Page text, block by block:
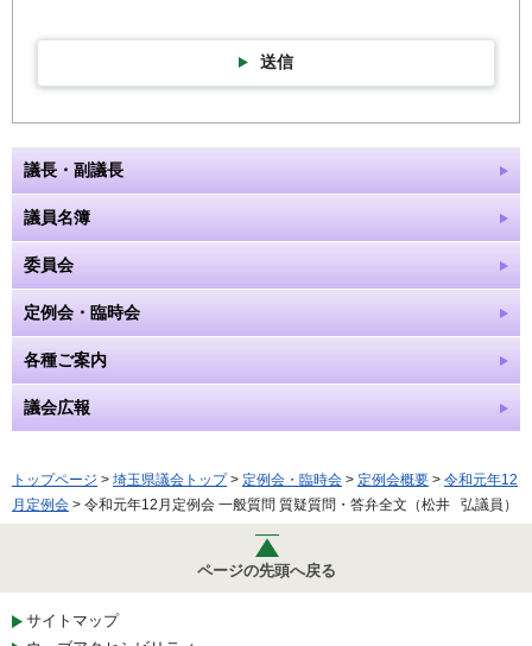
送信
議長・副議長
議員名簿
委員会
定例会・臨時会
各種ご案内
議会広報
トップページ > 埼玉県議会トップ> 定例会・臨時会 > 定例会概要 > 令和元年12
月定例会 > 令和元年12月定例会 一般質問 質疑質問・答弁全文（松井 弘議員）
ページの先頭へ戻る
サイトマップ